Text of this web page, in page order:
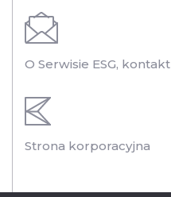
O Serwisie ESG, kontakt
Strona korporacyjna